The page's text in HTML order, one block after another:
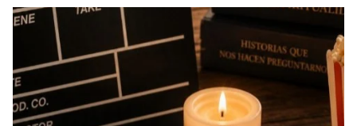
Foto
View on Facebook Share
Arquebisbat de Barcelonais at Catedral
de Barcelona.
1 week ago